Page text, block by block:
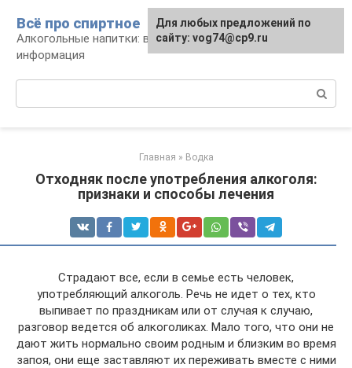
контенту
Всё про спиртное
Алкогольные напитки: виды, рецепты,
информация
Главная » Водка
Отходняк после употребления алкоголя:
признаки и способы лечения
Страдают все, если в семье есть человек,
употребляющий алкоголь. Речь не идет о тех, кто
выпивает по праздникам или от случая к случаю,
разговор ведется об алкоголиках. Мало того, что они не
дают жить нормально своим родным и близким во время
запоя, они еще заставляют их переживать вместе с ними
Для любых предложений по
сайту: vog74@cp9.ru